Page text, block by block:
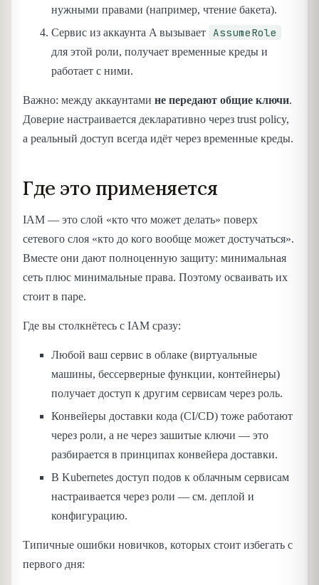
нужными правами (например, чтение бакета).
Сервис из аккаунта A вызывает AssumeRole
для этой роли, получает временные креды и
работает с ними.
Важно: между аккаунтами не передают общие ключи.
Доверие настраивается декларативно через trust policy,
а реальный доступ всегда идёт через временные креды.
Где это применяется
IAM — это слой «кто что может делать» поверх
сетевого слоя «кто до кого вообще может достучаться».
Вместе они дают полноценную защиту: минимальная
сеть плюс минимальные права. Поэтому осваивать их
стоит в паре.
Где вы столкнётесь с IAM сразу:
Любой ваш сервис в облаке (виртуальные
машины, бессерверные функции, контейнеры)
получает доступ к другим сервисам через роль.
Конвейеры доставки кода (CI/CD) тоже работают
через роли, а не через зашитые ключи — это
разбирается в принципах конвейера доставки.
В Kubernetes доступ подов к облачным сервисам
настраивается через роли — см. деплой и
конфигурацию.
Типичные ошибки новичков, которых стоит избегать с
первого дня: